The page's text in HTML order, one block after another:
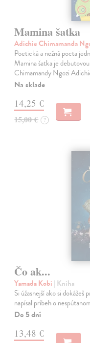
Mamina šatka
Adichie Chimamanda
Poetická a nežná pocta
Mamina šatka je
Chimamandy Ngozi
Na sklade
14,25 €
15,00 € ?
Čo ak...
Yamada Kobi | Kniha
Si úžasnejší ako si
napísal príbeh o
Do 5 dní
13,48 €